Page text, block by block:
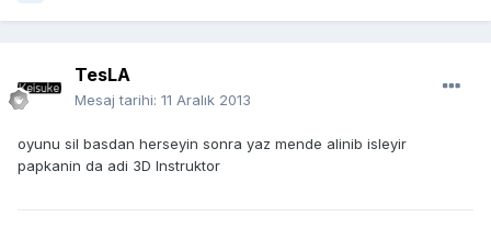
TesLA
Mesaj tarihi: 11 Aralık 2013
oyunu sil basdan herseyin sonra yaz mende alinib isleyir
papkanin da adi 3D Instruktor